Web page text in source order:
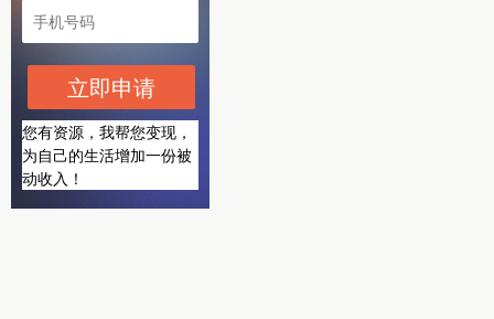
立即申请
您有资源，我帮您变现，
为自己的生活增加一份被
动收入！